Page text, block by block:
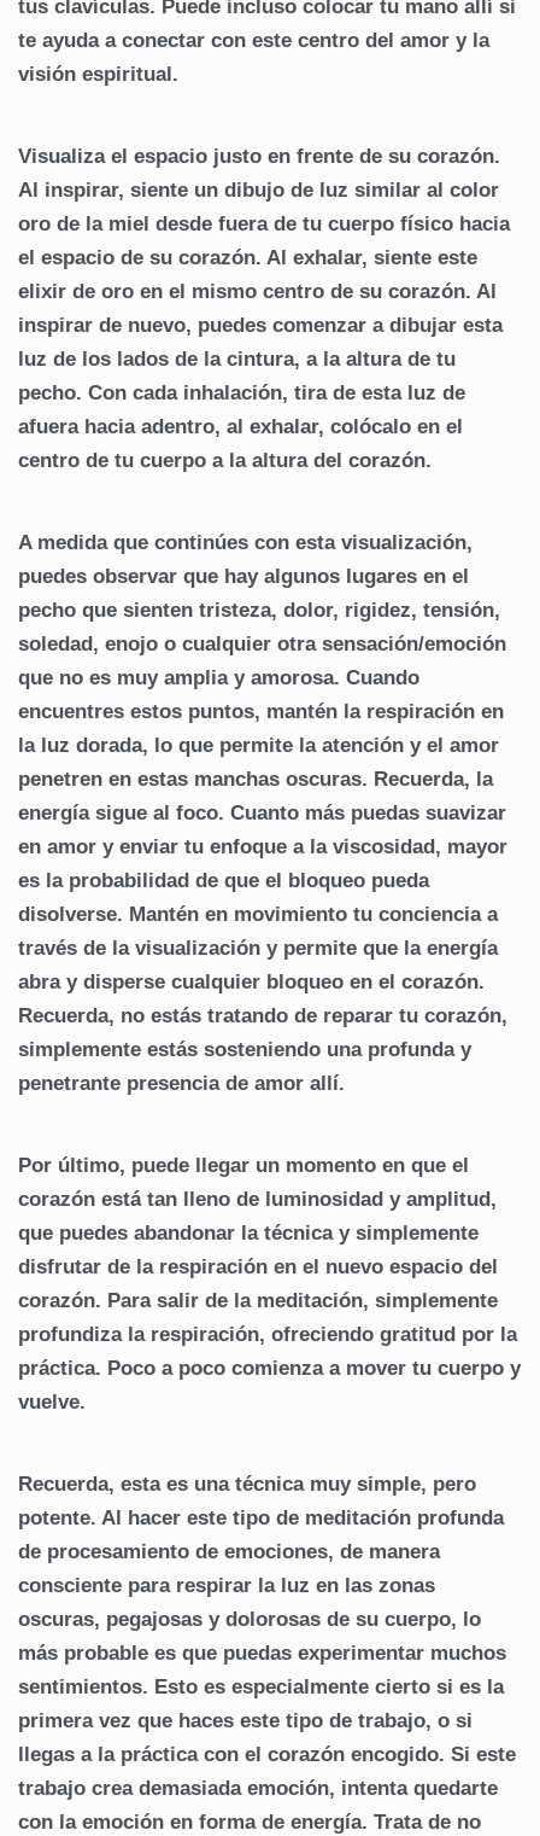
tus clavículas. Puede incluso colocar tu mano allí si
te ayuda a conectar con este centro del amor y la
visión espiritual.
Visualiza el espacio justo en frente de su corazón.
Al inspirar, siente un dibujo de luz similar al color
oro de la miel desde fuera de tu cuerpo físico hacia
el espacio de su corazón. Al exhalar, siente este
elixir de oro en el mismo centro de su corazón. Al
inspirar de nuevo, puedes comenzar a dibujar esta
luz de los lados de la cintura, a la altura de tu
pecho. Con cada inhalación, tira de esta luz de
afuera hacia adentro, al exhalar, colócalo en el
centro de tu cuerpo a la altura del corazón.
A medida que continúes con esta visualización,
puedes observar que hay algunos lugares en el
pecho que sienten tristeza, dolor, rigidez, tensión,
soledad, enojo o cualquier otra sensación/emoción
que no es muy amplia y amorosa. Cuando
encuentres estos puntos, mantén la respiración en
la luz dorada, lo que permite la atención y el amor
penetren en estas manchas oscuras. Recuerda, la
energía sigue al foco. Cuanto más puedas suavizar
en amor y enviar tu enfoque a la viscosidad, mayor
es la probabilidad de que el bloqueo pueda
disolverse. Mantén en movimiento tu conciencia a
través de la visualización y permite que la energía
abra y disperse cualquier bloqueo en el corazón.
Recuerda, no estás tratando de reparar tu corazón,
simplemente estás sosteniendo una profunda y
penetrante presencia de amor allí.
Por último, puede llegar un momento en que el
corazón está tan lleno de luminosidad y amplitud,
que puedes abandonar la técnica y simplemente
disfrutar de la respiración en el nuevo espacio del
corazón. Para salir de la meditación, simplemente
profundiza la respiración, ofreciendo gratitud por la
práctica. Poco a poco comienza a mover tu cuerpo y
vuelve.
Recuerda, esta es una técnica muy simple, pero
potente. Al hacer este tipo de meditación profunda
de procesamiento de emociones, de manera
consciente para respirar la luz en las zonas
oscuras, pegajosas y dolorosas de su cuerpo, lo
más probable es que puedas experimentar muchos
sentimientos. Esto es especialmente cierto si es la
primera vez que haces este tipo de trabajo, o si
llegas a la práctica con el corazón encogido. Si este
trabajo crea demasiada emoción, intenta quedarte
con la emoción en forma de energía. Trata de no